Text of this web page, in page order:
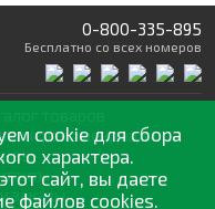
сосудистой системе
употребляют в
стеблях, листьях,
0-800-335-895
Бесплатно со всех номеров
и рекомендации
заказы
cookie для сбора
характера.
сайт, вы даете
файлов cookies.